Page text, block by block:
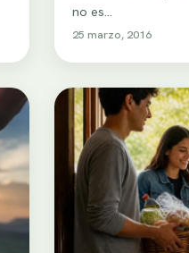
no es…
25 marzo, 2016